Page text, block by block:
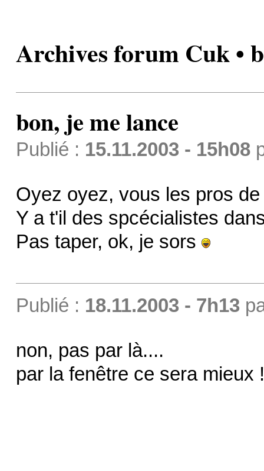
Archives forum Cuk •
bon, je me lance
Publié : 15.11.2003 - 15h08
Oyez oyez, vous les pros
Y a t'il des spcécialistes
Pas taper, ok, je sors
Publié : 18.11.2003 - 7h13
non, pas par là....
par la fenêtre ce sera mieux !